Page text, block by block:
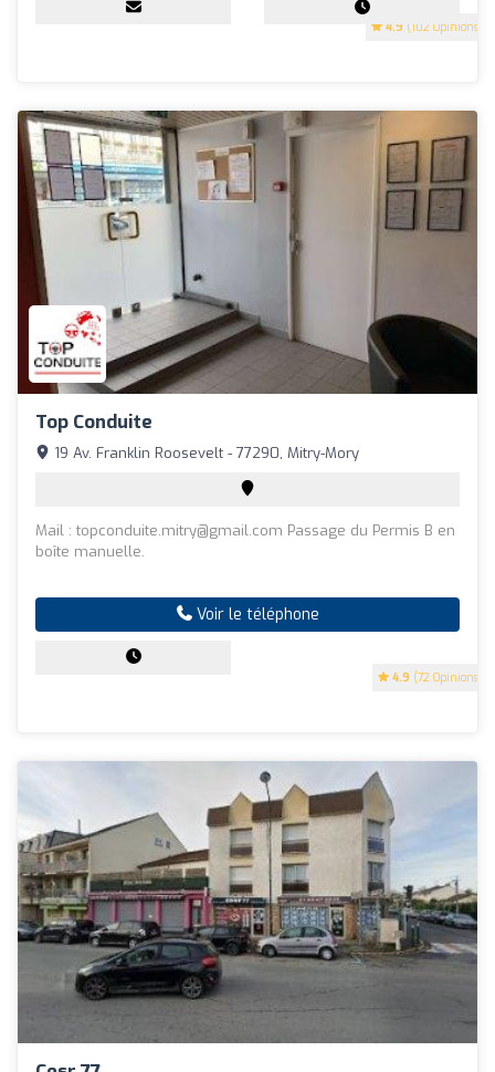
4.9 (102 Opinions)
Top Conduite
4.9 (72 Opinions)
19 Av. Franklin Roosevelt - 77290, Mitry-Mory
Mail : topconduite.mitry@gmail.com Passage du Permis B en
boîte manuelle.
Voir le téléphone